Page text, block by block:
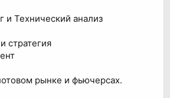
и Технический анализ
стратегия
рынке и фьючерсах.